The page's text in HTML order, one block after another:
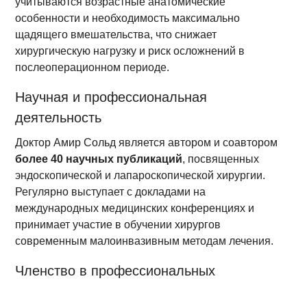
особенности и необходимость максимально
щадящего вмешательства, что снижает
хирургическую нагрузку и риск осложнений в
послеоперационном периоде.
Научная и профессиональная
деятельность
Доктор Амир Сольд является автором и соавтором
более 40 научных публикаций, посвященных
эндоскопической и лапароскопической хирургии.
Регулярно выступает с докладами на
международных медицинских конференциях и
принимает участие в обучении хирургов
современным малоинвазивным методам лечения.
Членство в профессиональных